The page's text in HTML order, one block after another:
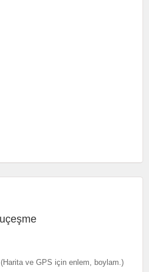
(Harita ve GPS için enlem, boylam.)